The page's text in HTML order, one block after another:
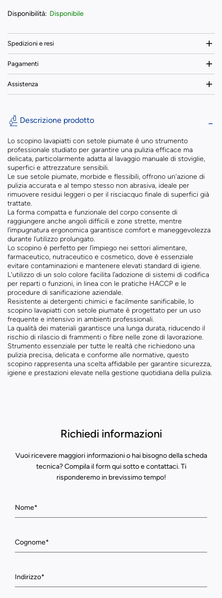
Disponibilità: Disponibile
Spedizioni e resi
Pagamenti
Assistenza
Descrizione prodotto
Lo scopino lavapiatti con setole piumate è uno strumento
professionale studiato per garantire una pulizia efficace ma
delicata, particolarmente adatta al lavaggio manuale di stoviglie,
superfici e attrezzature sensibili.
Le sue setole piumate, morbide e flessibili, offrono un'azione di
pulizia accurata e al tempo stesso non abrasiva, ideale per
rimuovere residui leggeri o per il risciacquo finale di superfici già
trattate.
La forma compatta e funzionale del corpo consente di
raggiungere anche angoli difficili e zone strette, mentre
l’impugnatura ergonomica garantisce comfort e maneggevolezza
durante l’utilizzo prolungato.
Lo scopino è perfetto per l’impiego nei settori alimentare,
farmaceutico, nutraceutico e cosmetico, dove è essenziale
evitare contaminazioni e mantenere elevati standard di igiene.
L'utilizzo di un solo colore facilita l’adozione di sistemi di codifica
per reparti o funzioni, in linea con le pratiche HACCP e le
procedure di sanificazione aziendale.
Resistente ai detergenti chimici e facilmente sanificabile, lo
scopino lavapiatti con setole piumate è progettato per un uso
frequente e intensivo in ambienti professionali.
La qualità dei materiali garantisce una lunga durata, riducendo il
rischio di rilascio di frammenti o fibre nelle zone di lavorazione.
Strumento essenziale per tutte le realtà che richiedono una
pulizia precisa, delicata e conforme alle normative, questo
scopino rappresenta una scelta affidabile per garantire sicurezza,
igiene e prestazioni elevate nella gestione quotidiana della pulizia.
Richiedi informazioni
Vuoi ricevere maggiori informazioni o hai bisogno della scheda
tecnica? Compila il form qui sotto e contattaci. Ti
risponderemo in brevissimo tempo!